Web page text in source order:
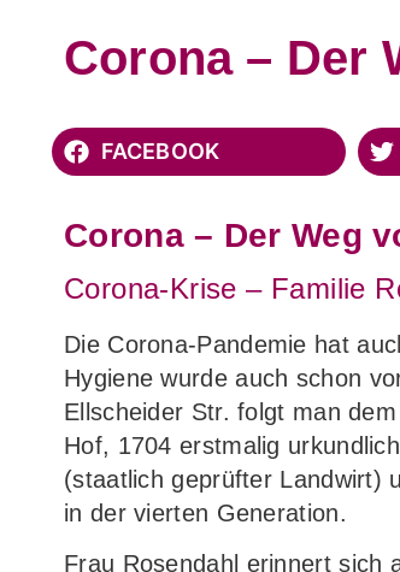
Corona – Der
FACEBOOK
Corona – Der Weg
Corona-Krise – Familie
Die Corona-Pandemie hat
Hygiene wurde auch schon
Ellscheider Str. folgt man
Hof, 1704 erstmalig
(staatlich geprüfter Landwirt)
in der vierten Generation.
Frau Rosendahl erinnert sich